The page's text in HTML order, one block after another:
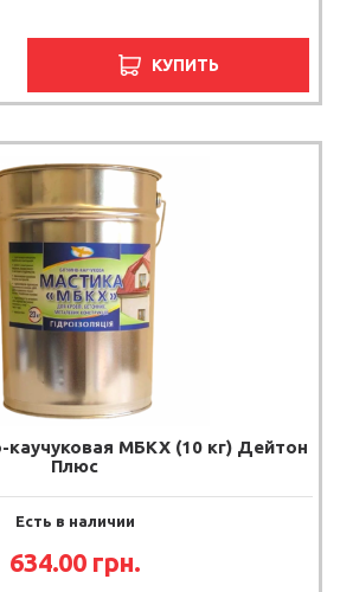
КУПИТЬ
каучуковая МБКХ (10 кг) Дейтон
Плюс
Есть в наличии
634.00 грн.